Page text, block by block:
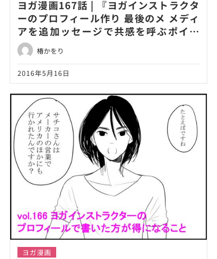
ヨガ漫画167話 | 『ヨガインストラクタ
ーのプロフィール作り 最後のメ メディ
アを追加ッセージで共感を呼ぶポイン
ト！』椿かをり
2016年5月16日
ヨガ漫画